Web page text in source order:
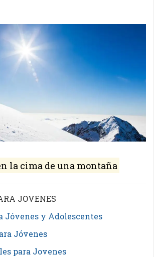
la cima de una montaña
JOVENES
Jóvenes y Adolescentes
Jóvenes
para Jovenes